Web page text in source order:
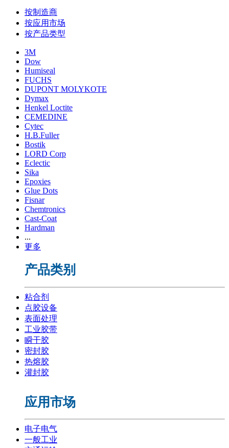
按制造商
按应用市场
按产品类型
3M
Dow
Humiseal
FUCHS
DUPONT MOLYKOTE
Dymax
Henkel Loctite
CEMEDINE
Cytec
H.B.Fuller
Bostik
LORD Corp
Eclectic
Sika
Epoxies
Glue Dots
Fisnar
Chemtronics
Cast-Coat
Hardman
...
更多
产品类别
粘合剂
点胶设备
表面处理
工业胶带
瞬干胶
密封胶
热熔胶
灌封胶
应用市场
电子电气
一般工业